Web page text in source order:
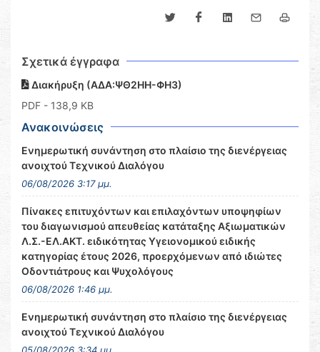
Σχετικά έγγραφα
Διακήρυξη (ΑΔΑ:ΨΘ2ΗΗ-ΦΗ3)
PDF - 138,9 KB
Ανακοινώσεις
Ενημερωτική συνάντηση στο πλαίσιο της διενέργειας
ανοιχτού Τεχνικού Διαλόγου
06/08/2026 3:17 μμ.
Πίνακες επιτυχόντων και επιλαχόντων υποψηφίων
του διαγωνισμού απευθείας κατάταξης Αξιωματικών
Λ.Σ.-ΕΛ.ΑΚΤ. ειδικότητας Υγειονομικού ειδικής
κατηγορίας έτους 2026, προερχόμενων από ιδιώτες
Οδοντιάτρους και Ψυχολόγους
06/08/2026 1:46 μμ.
Ενημερωτική συνάντηση στο πλαίσιο της διενέργειας
ανοιχτού Τεχνικού Διαλόγου